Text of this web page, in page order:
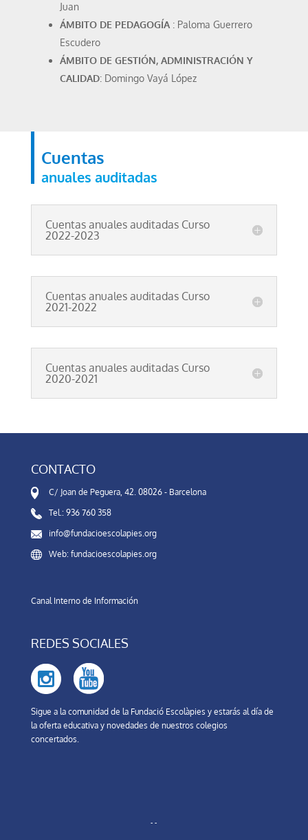
Juan
ÁMBITO DE PEDAGOGÍA : Paloma Guerrero
Escudero
ÁMBITO DE GESTIÓN, ADMINISTRACIÓN Y
CALIDAD: Domingo Vayá López
Cuentas
anuales auditadas
Cuentas anuales auditadas Curso
2022-2023
Cuentas anuales auditadas Curso
2021-2022
Cuentas anuales auditadas Curso
2020-2021
CONTACTO
C/ Joan de Peguera, 42. 08026 - Barcelona
Tel.: 936 760 358
info@fundacioescolapies.org
Web: fundacioescolapies.org
Canal Interno de Información
REDES SOCIALES
Sigue a la comunidad de la Fundació Escolàpies y estarás al día de
la oferta educativa y novedades de nuestros colegios
concertados.
- -